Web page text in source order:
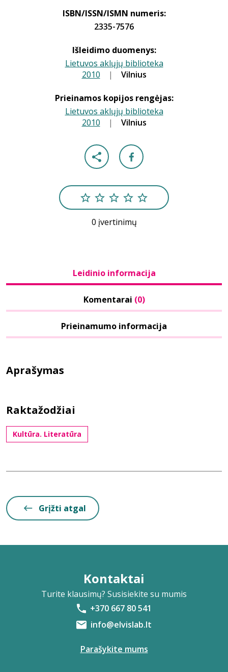
ISBN/ISSN/ISMN numeris:
2335-7576
Išleidimo duomenys:
Lietuvos aklųjų biblioteka
2010 | Vilnius
Prieinamos kopijos rengėjas:
Lietuvos aklųjų biblioteka
2010 | Vilnius
0 įvertinimų
Leidinio informacija
Komentarai (0)
Prieinamumo informacija
Aprašymas
Raktažodžiai
Kultūra. Literatūra
Grįžti atgal
Kontaktai
Turite klausimų? Susisiekite su mumis
+370 667 80 541
info@elvislab.lt
Parašykite mums